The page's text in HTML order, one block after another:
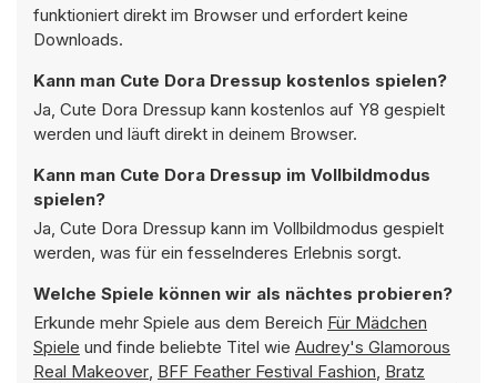
funktioniert direkt im Browser und erfordert keine
Downloads.
Kann man Cute Dora Dressup kostenlos spielen?
Ja, Cute Dora Dressup kann kostenlos auf Y8 gespielt
werden und läuft direkt in deinem Browser.
Kann man Cute Dora Dressup im Vollbildmodus
spielen?
Ja, Cute Dora Dressup kann im Vollbildmodus gespielt
werden, was für ein fesselnderes Erlebnis sorgt.
Welche Spiele können wir als nächtes probieren?
Erkunde mehr Spiele aus dem Bereich Für Mädchen
Spiele und finde beliebte Titel wie Audrey's Glamorous
Real Makeover, BFF Feather Festival Fashion, Bratz